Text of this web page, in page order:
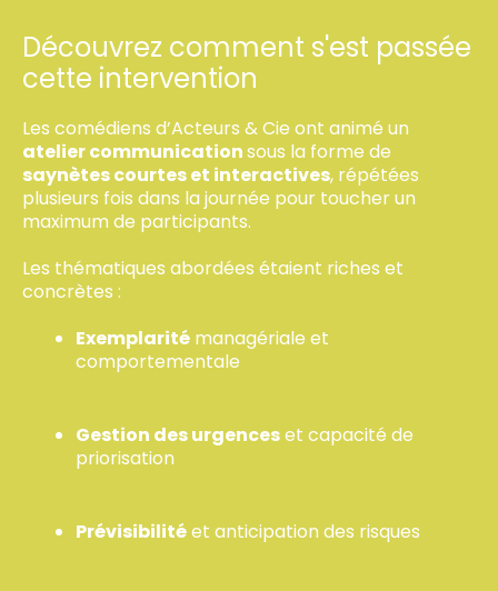
Découvrez comment s'est passée
cette intervention
Les comédiens d’Acteurs & Cie ont animé un
atelier communicationsous la forme de
saynètes courtes et interactives, répétées
plusieurs fois dans la journée pour toucher un
maximum de participants.
Les thématiques abordées étaient riches et
concrètes :
Exemplarité managériale et
comportementale
Gestion des urgenceset capacité de
priorisation
Prévisibilitéet anticipation des risques